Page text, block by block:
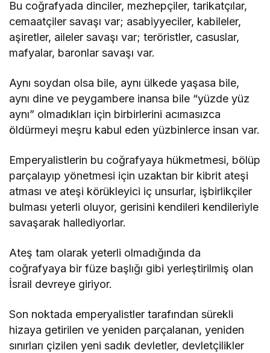
Bu coğrafyada dinciler, mezhepçiler, tarikatçılar,
cemaatçiler savaşı var; asabiyyeciler, kabileler,
aşiretler, aileler savaşı var; teröristler, casuslar,
mafyalar, baronlar savaşı var.
Aynı soydan olsa bile, aynı ülkede yaşasa bile,
aynı dine ve peygambere inansa bile “yüzde yüz
aynı” olmadıkları için birbirlerini acımasızca
öldürmeyi meşru kabul eden yüzbinlerce insan var.
Emperyalistlerin bu coğrafyaya hükmetmesi, bölüp
parçalayıp yönetmesi için uzaktan bir kibrit ateşi
atması ve ateşi körükleyici iç unsurlar, işbirlikçiler
bulması yeterli oluyor, gerisini kendileri kendileriyle
savaşarak hallediyorlar.
Ateş tam olarak yeterli olmadığında da
coğrafyaya bir füze başlığı gibi yerleştirilmiş olan
İsrail devreye giriyor.
Son noktada emperyalistler tarafından sürekli
hizaya getirilen ve yeniden parçalanan, yeniden
sınırları çizilen yeni sadık devletler, devletçilikler